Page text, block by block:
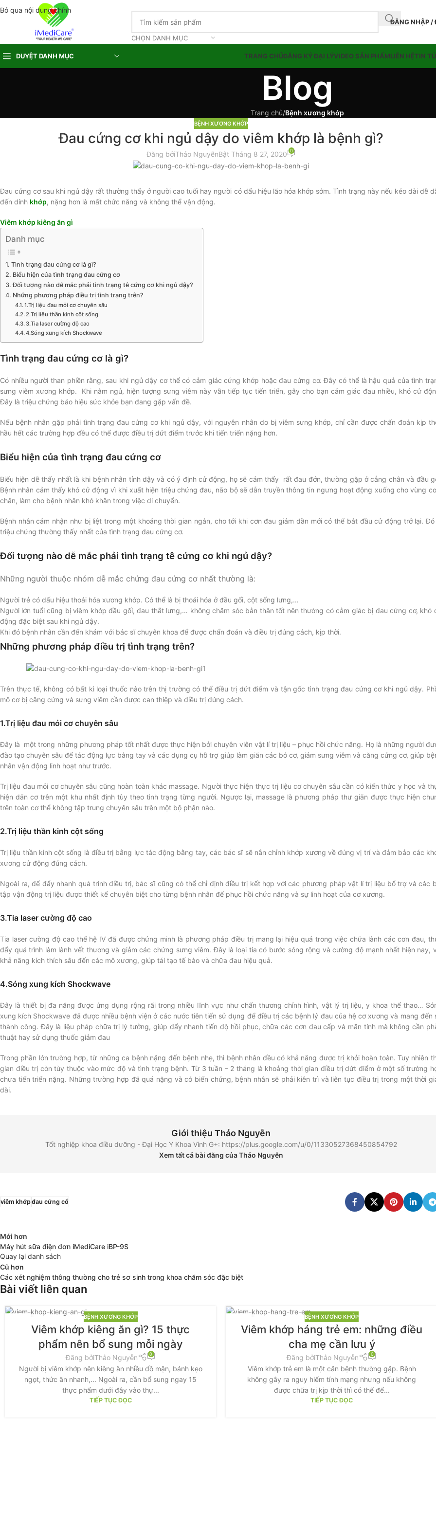
Bỏ qua nội dung chính
CHỌN DANH MỤC
ĐĂNG NHẬP /
DUYỆT DANH MỤC TRANG CHỦĐĂNG KÝ ĐẠI LÝVIDEO SẢN PHẨMLIÊN HỆTIN
Blog
Trang chủ/Bệnh xương khớp
BỆNH XƯƠNG KHỚP
Đau cứng cơ khi ngủ dậy do viêm khớp là bệnh gì?
Đăng bởiThảo NguyễnBật Tháng 8 27, 2020 0
Đau cứng cơ sau khi ngủ dậy rất thường thấy ở người cao tuổi hay người có dấu hiệu lão hóa khớp sớm. Tình trạng này nếu kéo dài dễ
đến dính khớp, nặng hơn là mất chức năng và không thể vận động.
Viêm khớp kiêng ăn gì
Danh mục
Tình trạng đau cứng cơ là gì?
Biểu hiện của tình trạng đau cứng cơ
Đối tượng nào dễ mắc phải tình trạng tê cứng cơ khi ngủ dậy?
Những phương pháp điều trị tình trạng trên?
1.Trị liệu đau mỏi cơ chuyên sâu
2.Trị liệu thần kinh cột sống
3.Tia laser cường độ cao
4.Sóng xung kích Shockwave
Tình trạng đau cứng cơ là gì?
Có nhiều người than phiền rằng, sau khi ngủ dậy cơ thể có cảm giác cứng khớp hoặc đau cứng cơ. Đây có thể là hậu quả của tình
sưng viêm xương khớp. Khi nằm ngủ, hiện tượng sưng viêm này vẫn tiếp tục tiến triển, gây cho bạn cảm giác đau nhiều, khó cử
Đây là triệu chứng báo hiệu sức khỏe bạn đang gặp vấn đề.
Nếu bệnh nhân gặp phải tình trạng đau cứng cơ khi ngủ dậy, với nguyên nhân do bị viêm sưng khớp, chỉ cần được chẩn đoán kịp
hầu hết các trường hợp đều có thể được điều trị dứt điểm trước khi tiến triển nặng hơn.
Biểu hiện của tình trạng đau cứng cơ
Biểu hiện dễ thấy nhất là khi bệnh nhân tỉnh dậy và có ý định cử động, họ sẽ cảm thấy rất đau đớn, thường gặp ở cẳng chân và đầu
Bệnh nhân cảm thấy khó cử động vì khi xuất hiện triệu chứng đau, não bộ sẽ dẫn truyền thông tin ngưng hoạt động xuống cho vùng
chân, làm cho bệnh nhân khó khăn trong việc di chuyển.
Bệnh nhân cảm nhận như bị liệt trong một khoảng thời gian ngắn, cho tới khi cơn đau giảm dần mới có thể bắt đầu cử động trở lại. Đó
triệu chứng thường thấy nhất của tình trạng đau cứng cơ.
Đối tượng nào dễ mắc phải tình trạng tê cứng cơ khi ngủ dậy?
Những người thuộc nhóm dễ mắc chứng đau cứng cơ nhất thường là:
Người trẻ có dấu hiệu thoái hóa xương khớp. Có thể là bị thoái hóa ở đầu gối, cột sống lưng,…
Người lớn tuổi cũng bị viêm khớp đầu gối, đau thắt lưng,… không chăm sóc bản thân tốt nên thường có cảm giác bị đau cứng cơ, khó
động đặc biệt sau khi ngủ dậy.
Khi đó bệnh nhân cần đến khám với bác sĩ chuyên khoa để được chẩn đoán và điều trị đúng cách, kịp thời.
Những phương pháp điều trị tình trạng trên?
Trên thực tế, không có bất kì loại thuốc nào trên thị trường có thể điều trị dứt điểm và tận gốc tình trạng đau cứng cơ khi ngủ dậy.
mô cơ bị căng cứng và sưng viêm cần được can thiệp và điều trị đúng cách.
1.Trị liệu đau mỏi cơ chuyên sâu
Đây là một trong những phương pháp tốt nhất được thực hiện bởi chuyên viên vật lí trị liệu – phục hồi chức năng. Họ là những người
đào tạo chuyên sâu để tác động lực bằng tay và các dụng cụ hỗ trợ giúp làm giãn các bó cơ, giảm sưng viêm và căng cứng cơ, giúp
nhân vận động linh hoạt như trước.
Trị liệu đau mỏi cơ chuyên sâu cũng hoàn toàn khác massage. Người thực hiện thực trị liệu cơ chuyên sâu cần có kiến thức y học và
hiện dãn cơ trên một khu nhất định tùy theo tình trạng từng người. Ngược lại, massage là phương pháp thư giãn được thực hiện
trên toàn cơ thể không tập trung chuyên sâu trên một bộ phận nào.
2.Trị liệu thần kinh cột sống
Trị liệu thần kinh cột sống là điều trị bằng lực tác động bằng tay, các bác sĩ sẽ nắn chỉnh khớp xương về đúng vị trí và đảm bảo các
xương cử động đúng cách.
Ngoài ra, để đẩy nhanh quá trình điều trị, bác sĩ cũng có thể chỉ định điều trị kết hợp với các phương pháp vật lí trị liệu bổ trợ và các
tập vận động trị liệu được thiết kế chuyên biệt cho từng bệnh nhân để phục hồi chức năng và sự linh hoạt của cơ xương.
3.Tia laser cường độ cao
Tia laser cường độ cao thế hệ IV đã được chứng minh là phương pháp điều trị mang lại hiệu quả trong việc chữa lành các cơn đau,
đẩy quá trình làm lành vết thương và giảm các chứng sưng viêm. Đây là loại tia có bước sóng rộng và cường độ mạnh nhất hiện nay,
khả năng kích thích sâu đến các mô xương, giúp tái tạo tế bào và chữa đau hiệu quả.
4.Sóng xung kích Shockwave
Đây là thiết bị đa năng được ứng dụng rộng rãi trong nhiều lĩnh vực như chấn thương chỉnh hình, vật lý trị liệu, y khoa thể thao…
xung kích Shockwave đã được nhiều bệnh viện ở các nước tiên tiến sử dụng để điều trị các bệnh lý đau của hệ cơ xương và mang đến
thành công. Đây là liệu pháp chữa trị lý tưởng, giúp đẩy nhanh tiến độ hồi phục, chữa các cơn đau cấp và mãn tính mà không cần
thuật hay sử dụng thuốc giảm đau
Trong phần lớn trường hợp, từ những ca bệnh nặng đến bệnh nhẹ, thì bệnh nhân đều có khả năng được trị khỏi hoàn toàn. Tuy nhiên
gian điều trị còn tùy thuộc vào mức độ và tình trạng bệnh. Từ 3 tuần – 2 tháng là khoảng thời gian điều trị dứt điểm ở một số trường
chưa tiến triển nặng. Những trường hợp đã quá nặng và có biến chứng, bệnh nhân sẽ phải kiên trì và liên tục điều trị trong một thời
dài.
Giới thiệu Thảo Nguyễn
Tốt nghiệp khoa điều dưỡng - Đại Học Y Khoa Vinh G+: https://plus.google.com/u/0/11330527368450854792
Xem tất cả bài đăng của Thảo Nguyễn
viêm khớpđau cứng cổ
Mới hơn
Máy hút sữa điện đơn iMediCare iBP-9S
Quay lại danh sách
Cũ hơn
Các xét nghiệm thông thường cho trẻ sơ sinh trong khoa chăm sóc đặc biệt
Bài viết liên quan
BỆNH XƯƠNG KHỚP
Viêm khớp kiêng ăn gì? 15 thực
phẩm nên bổ sung mỗi ngày
Đăng bởiThảo Nguyễn 0
Người bị viêm khớp nên kiêng ăn nhiều đồ mặn, bánh kẹo
ngọt, thức ăn nhanh,... Ngoài ra, cần bổ sung ngay 15
thực phẩm dưới đây vào thự...
TIẾP TỤC ĐỌC
TH5
BỆNH XƯƠNG KHỚP
Viêm khớp háng trẻ em: những điều
cha mẹ cần lưu ý
Đăng bởiThảo Nguyễn 0
Viêm khớp trẻ em là một căn bệnh thường gặp. Bệnh
không gây ra nguy hiểm tính mạng nhưng nếu không
được chữa trị kịp thời thì có thể để...
TIẾP TỤC ĐỌC